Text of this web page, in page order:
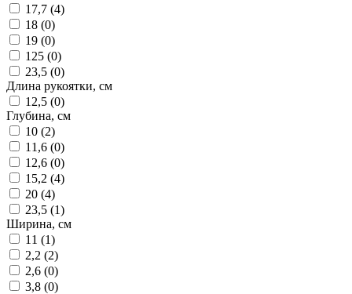
17,7 (4)
18 (0)
19 (0)
125 (0)
23,5 (0)
Длина рукоятки, см
12,5 (0)
Глубина, см
10 (2)
11,6 (0)
12,6 (0)
15,2 (4)
20 (4)
23,5 (1)
Ширина, см
11 (1)
2,2 (2)
2,6 (0)
3,8 (0)